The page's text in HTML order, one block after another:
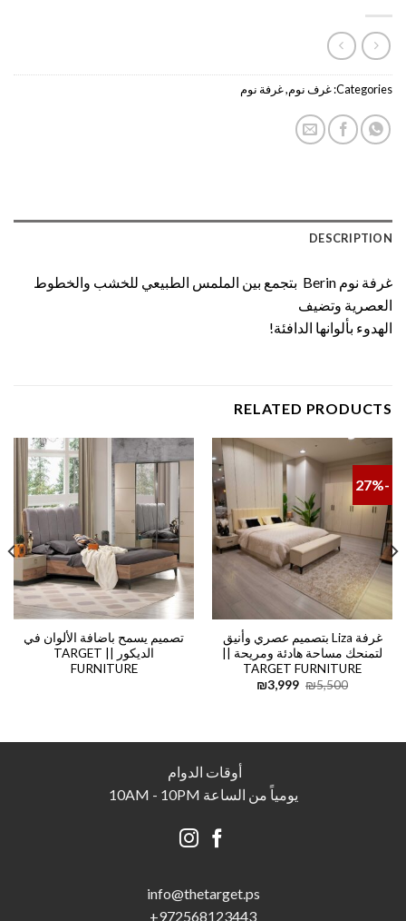
Categories: غرف نوم,غرفة نوم
DESCRIPTION
غرفة نوم Berin بتجمع بين الملمس الطبيعي للخشب والخطوط
العصرية وتضيف
الهدوء بألوانها الدافئة!
RELATED PRODUCTS
-27%
غرفة Liza بتصميم عصري وأنيق
لتمنحك مساحة هادئة ومريحة ||
TARGET FURNITURE
₪5,500
Original
price
₪3,999
تصميم يسمح باضافة الألوان في
الديكور || TARGET
FURNITURE
أوقات الدوام
يومياً من الساعة 10AM - 10PM
info@thetarget.ps
972568123443
+